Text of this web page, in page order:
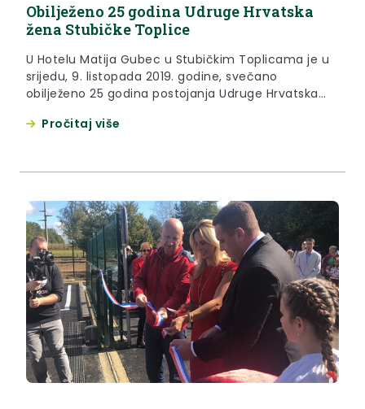
Obilježeno 25 godina Udruge Hrvatska
žena Stubičke Toplice
U Hotelu Matija Gubec u Stubičkim Toplicama je u
srijedu, 9. listopada 2019. godine, svečano
obilježeno 25 godina postojanja Udruge Hrvatska
Pročitaj više